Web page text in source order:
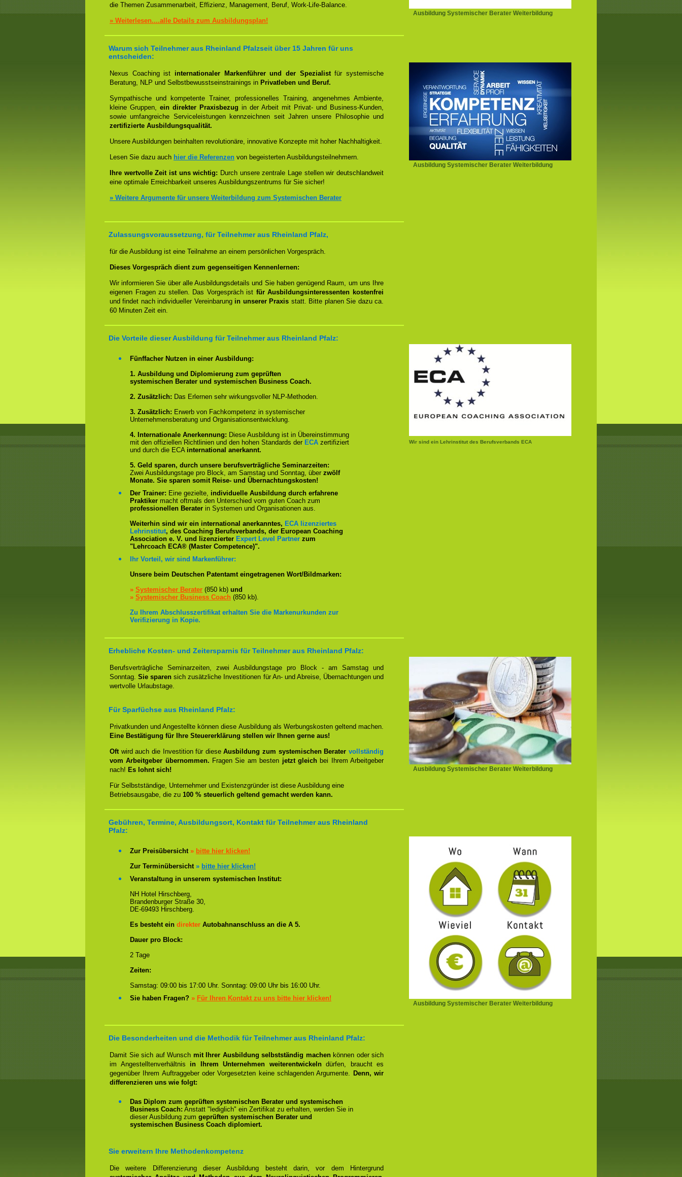
Ausbildung Systemischer Berater Weiterbildung
die Themen Zusammenarbeit, Effizienz, Management, Beruf, Work-Life-Balance.
» Weiterlesen....alle Details zum Ausbildungsplan!
Warum sich Teilnehmer aus Rheinland Pfalzseit über 15 Jahren für uns
entscheiden:
Ausbildung Systemischer Berater Weiterbildung
Nexus Coaching ist internationaler Markenführer und der Spezialistfür systemische
Beratung, NLP und Selbstbewusstseinstrainings in Privatleben und Beruf.
Sympathische und kompetente Trainer, professionelles Training, angenehmes Ambiente,
kleine Gruppen, ein direkter Praxisbezug in der Arbeit mit Privat- und Business-Kunden,
sowie umfangreiche Serviceleistungen kennzeichnen seit Jahren unsere Philosophie und
zertifizierte Ausbildungsqualität.
Unsere Ausbildungen beinhalten revolutionäre, innovative Konzepte mit hoher Nachhaltigkeit.
Lesen Sie dazu auch hier die Referenzen von begeisterten Ausbildungsteilnehmern.
Ihre wertvolle Zeit ist uns wichtig: Durch unsere zentrale Lage stellen wir deutschlandweit
eine optimale Erreichbarkeit unseres Ausbildungszentrums für Sie sicher!
» Weitere Argumente für unsere Weiterbildung zum Systemischen Berater
Zulassungsvoraussetzung, für Teilnehmer aus Rheinland Pfalz,
für die Ausbildung ist eine Teilnahme an einem persönlichen Vorgespräch.
Dieses Vorgespräch dient zum gegenseitigen Kennenlernen:
Wir informieren Sie über alle Ausbildungsdetails und Sie haben genügend Raum, um uns Ihre
eigenen Fragen zu stellen. Das Vorgespräch ist für Ausbildungsinteressenten kostenfrei
und findet nach individueller Vereinbarung in unserer Praxis statt. Bitte planen Sie dazu ca.
60 Minuten Zeit ein.
Die Vorteile dieser Ausbildung für Teilnehmer aus Rheinland Pfalz:
Wir sind ein Lehrinstitut des Berufsverbands ECA
Fünffacher Nutzen in einer Ausbildung:
1. Ausbildung und Diplomierung zum geprüften
systemischen Berater und systemischen Business Coach.
2. Zusätzlich: Das Erlernen sehr wirkungsvoller NLP-Methoden.
3. Zusätzlich: Erwerb von Fachkompetenz in systemischer
Unternehmensberatung und Organisationsentwicklung.
4. Internationale Anerkennung: Diese Ausbildung ist in Übereinstimmung
mit den offiziellen Richtlinien und den hohen Standards der ECA zertifiziert
und durch die ECA international anerkannt.
5. Geld sparen, durch unsere berufsverträgliche Seminarzeiten:
Zwei Ausbildungstage pro Block, am Samstag und Sonntag, über zwölf
Monate. Sie sparen somit Reise- und Übernachtungskosten!
Der Trainer: Eine gezielte, individuelle Ausbildung durch erfahrene
Praktiker macht oftmals den Unterschied vom guten Coach zum
professionellen Berater in Systemen und Organisationen aus.
Weiterhin sind wir ein international anerkanntes, ECA lizenziertes
Lehrinstitut, des Coaching Berufsverbands, der European Coaching
Association e. V. und lizenzierter Expert Level Partner zum
"Lehrcoach ECA® (Master Competence)".
Ihr Vorteil, wir sind Markenführer:
Unsere beim Deutschen Patentamt eingetragenen Wort/Bildmarken:
» Systemischer Berater (850 kb) und
» Systemischer Business Coach (850 kb).
Zu Ihrem Abschlusszertifikat erhalten Sie die Markenurkunden zur
Verifizierung in Kopie.
Erhebliche Kosten- und Zeitersparnis für Teilnehmer aus Rheinland Pfalz:
Ausbildung Systemischer Berater Weiterbildung
Berufsverträgliche Seminarzeiten, zwei Ausbildungstage pro Block - am Samstag und
Sonntag.Sie sparensich zusätzliche Investitionen für An- und Abreise, Übernachtungen und
wertvolle Urlaubstage.
Für Sparfüchse aus Rheinland Pfalz:
Privatkunden und Angestellte können diese Ausbildung als Werbungskosten geltend machen.
Eine Bestätigung für Ihre Steuererklärung stellen wir Ihnen gerne aus!
Oftwird auch die Investition für dieseAusbildung zum systemischen Beratervollständig
vom Arbeitgeber übernommen. Fragen Sie am besten jetzt gleichbei Ihrem Arbeitgeber
nach! Es lohnt sich!
Für Selbstständige, Unternehmer und Existenzgründer ist diese Ausbildung eine
Betriebsausgabe, die zu 100 % steuerlich geltend gemacht werden kann.
Gebühren, Termine, Ausbildungsort, Kontakt für Teilnehmer aus Rheinland
Pfalz:
Ausbildung Systemischer Berater Weiterbildung
Zur Preisübersicht » bitte hier klicken!
Zur Terminübersicht » bitte hier klicken!
Veranstaltung in unserem systemischen Institut:
NH Hotel Hirschberg,
Brandenburger Straße 30,
DE-69493 Hirschberg.
Es besteht ein direkter Autobahnanschluss an die A 5.
Dauer pro Block:
2 Tage
Zeiten:
Samstag: 09:00 bis 17:00 Uhr. Sonntag: 09:00 Uhr bis 16:00 Uhr.
Sie haben Fragen? » Für Ihren Kontakt zu uns bitte hier klicken!
Die Besonderheiten und die Methodik für Teilnehmer aus Rheinland Pfalz:
Damit Sie sich auf Wunsch mit Ihrer Ausbildung selbstständig machenkönnen oder sich
im Angestelltenverhältnis in Ihrem Unternehmen weiterentwickelndürfen, braucht es
gegenüber Ihrem Auftraggeber oder Vorgesetzten keine schlagenden Argumente. Denn, wir
differenzieren uns wie folgt:
Das Diplom zum geprüften systemischen Berater und systemischen
Business Coach: Anstatt "lediglich" ein Zertifikat zu erhalten, werden Sie in
dieser Ausbildung zum geprüften systemischen Berater und
systemischen Business Coach diplomiert.
Sie erweitern Ihre Methodenkompetenz
Die weitere Differenzierung dieser Ausbildung besteht darin, vor dem Hintergrund